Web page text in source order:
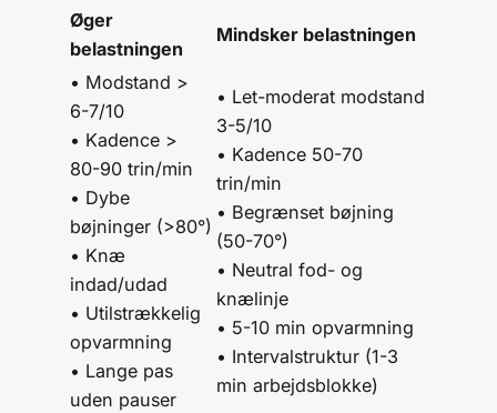
Øger
belastningen
Mindsker belastningen
• Modstand >
6-7/10
• Kadence >
80-90 trin/min
• Dybe
bøjninger (>80°)
• Knæ
indad/udad
• Utilstrækkelig
opvarmning
• Lange pas
uden pauser
• Let-moderat modstand
3-5/10
• Kadence 50-70
trin/min
• Begrænset bøjning
(50-70°)
• Neutral fod- og
knælinje
• 5-10 min opvarmning
• Intervalstruktur (1-3
min arbejdsblokke)